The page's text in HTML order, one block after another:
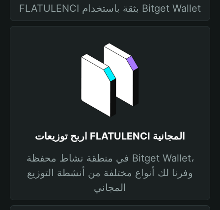
FLATULENCI بثقة باستخدام Bitget Wallet
اربح توزيعات FLATULENCI المجانية
في منطقة نشاط محفظة Bitget Wallet،
وفرنا لك أنواع مختلفة من أنشطة التوزيع
المجاني